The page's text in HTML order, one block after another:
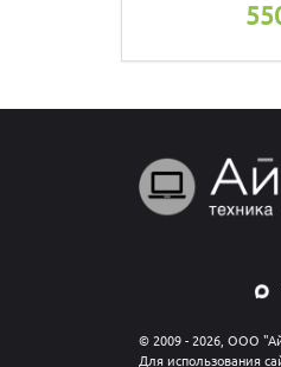
© 2009 - 2026, ООО
Для использования